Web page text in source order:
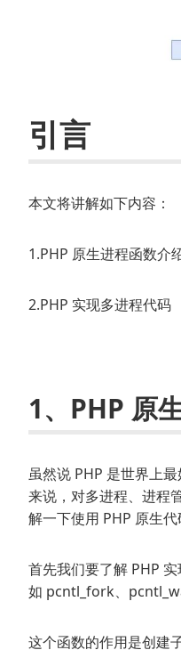
引言
本文将讲解如下内容：
1.PHP 原生进程函数介
2.PHP 实现多进程代码
1、PHP 原
虽然说 PHP 是世界上
来说，对多进程、进程
解一下使用 PHP 原生代
首先我们要了解 PHP 实
如 pcntl_fork、
这个函数的作用是创建